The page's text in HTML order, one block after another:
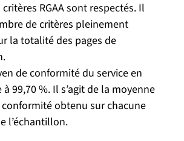
RGAA sont respectés. Il
de critères pleinement
la totalité des pages de
de conformité du service en
à 99,70 %. Il s’agit de la moyenne
obtenu sur chacune
l’échantillon.